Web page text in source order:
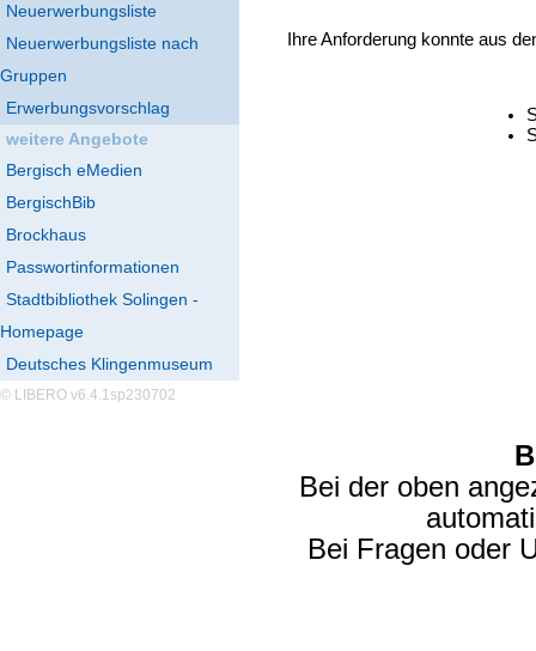
Neuerwerbungsliste
Neuerwerbungsliste nach
Gruppen
Erwerbungsvorschlag
weitere Angebote
Bergisch eMedien
BergischBib
Brockhaus
Passwortinformationen
Stadtbibliothek Solingen -
Homepage
Deutsches Klingenmuseum
© LIBERO v6.4.1sp230702
Ihre Anforderung konnte aus
Bei der oben
Bei Fragen oder